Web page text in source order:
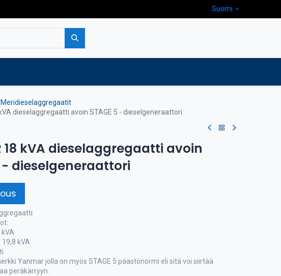
Suomi
Meridieselaggregaatit
dieselaggregaatti avoin STAGE 5 - dieselgeneraattori
18 kVA dieselaggregaatti avoin
- dieselgeneraattori
kVA
Yanmar jolla on myös STAGE 5 päästönormi eli sitä voi siirtää
peräkärryyn.